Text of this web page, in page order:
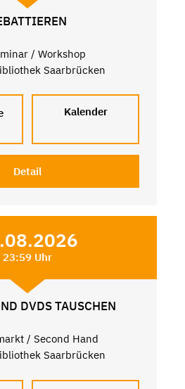
/ Workshop
Saarbrücken
Kalender
Detail
23:59 Uhr
DVDS TAUSCHEN
/ Second Hand
Saarbrücken